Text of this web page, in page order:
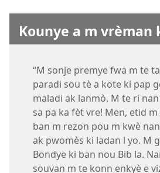
Kounye a m vrèman
“M sonje premye fwa m te
paradi sou tè a kote ki pap
maladi ak lanmò. M te ri
sa pa ka fèt vre! Men, etid
ban m rezon pou m kwè
ak pwomès ki ladan l yo. M
Bondye ki ban nou Bib la.
souvan m te konn enkyè e